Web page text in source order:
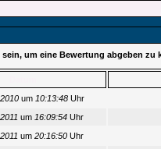
um eine Bewertung abgeben zu
um 10:13:48Uhr
um 16:09:54 Uhr
um 20:16:50 Uhr